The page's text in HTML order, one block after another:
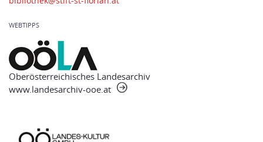
WEBTIPPS
Oberösterreichisches Landesarchiv
www.landesarchiv-ooe.at